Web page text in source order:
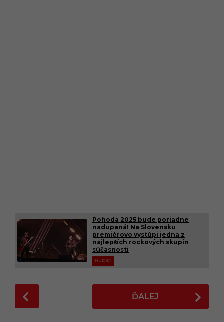
Pohoda 2025 bude poriadne
nadupaná! Na Slovensku
premiérovo vystúpi jedna z
najlepších rockových skupín
súčasnosti
HUDBA
o
ĎALEJ